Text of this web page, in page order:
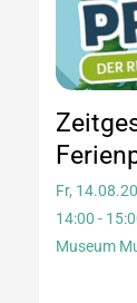
Fr,
14:00 -
Museum